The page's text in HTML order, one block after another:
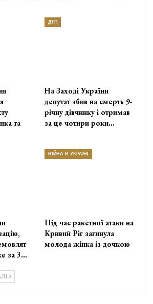
та
ДТП
На Заході України
депутат збив на смерть 9-
річну дівчинку і отримав
за це чотири роки…
за 3…
ВІЙНА В УКРАЇНІ
Під час ракетної атаки на
Кривий Ріг загинула
молода жінка із дочкою